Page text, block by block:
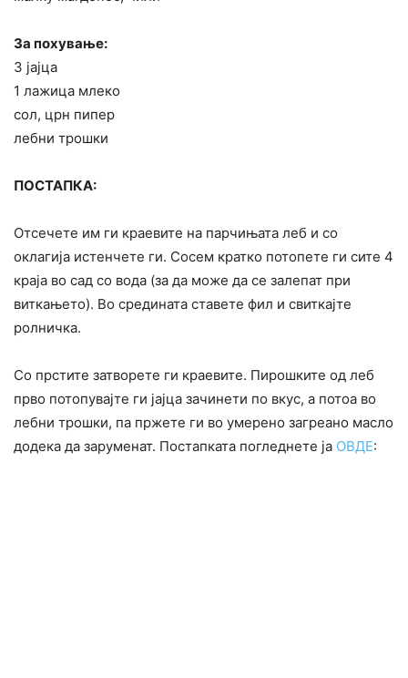
За похување:
3 јајца
1 лажица млеко
сол, црн пипер
лебни трошки
ПОСТАПКА:
Отсечете им ги краевите на парчињата леб и со
оклагија истенчете ги. Сосем кратко потопете ги сите 4
краја во сад со вода (за да може да се залепат при
виткањето). Во средината ставете фил и свиткајте
ролничка.
Со прстите затворете ги краевите. Пирошките од леб
прво потопувајте ги јајца зачинети по вкус, а потоа во
лебни трошки, па пржете ги во умерено загреано масло
додека да заруменат. Постапката погледнете ја ОВДЕ: